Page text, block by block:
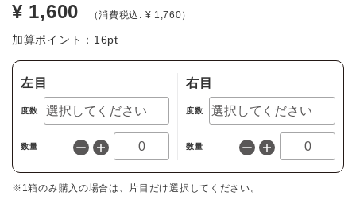
¥ 1,600 （消費税込: ¥ 1,760）
加算ポイント： 16pt
左目
度数
数量
右目
度数
数量
※1箱のみ購入の場合は、片目だけ選択してください。